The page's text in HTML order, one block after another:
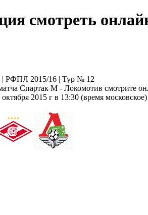
смотреть
| РФПЛ 2015/16 | Тур № 12
Спартак М - Локомотив смотрите
2015 г в 13:30 (время московское)